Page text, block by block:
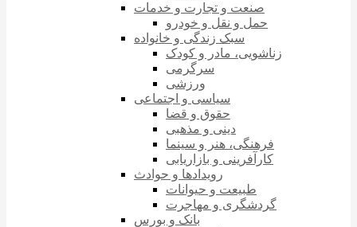
صنعت و تجارت و خدمات
حمل و نقل و خودرو
سبک زندگی و خانواده
زناشویی، مادر و کودک
سرگرمی
ورزشی
سیاسی و اجتماعی
حقوق و قضا
دینی و مذهبی
فرهنگی، هنر و سینما
کارآفرینی و بازاریابی
رویدادها و حوادث
طبیعت و حیوانات
گردشگری و مهاجرت
بانک و بورس